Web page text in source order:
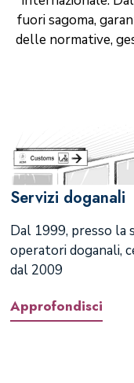
fuori sagoma,
delle normative,
Servizi doganali
Dal 1999, presso la
operatori doganali,
dal 2009
Approfondisci